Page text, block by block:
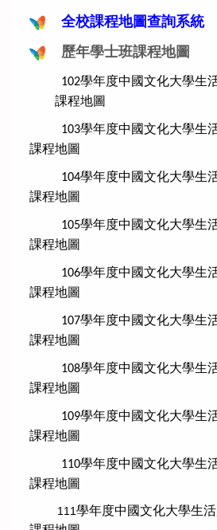
全校課程地圖查詢系統
歷年學士班課程地圖
102學年度中國文化大學生
課程地圖
103學年度中國文化大學生
課程地圖
104學年度中國文化大學生
課程地圖
105學年度中國文化大學生
課程地圖
106學年度中國文化大學生
課程地圖
107學年度中國文化大學生
課程地圖
108學年度中國文化大學生
課程地圖
109學年度中國文化大學生
課程地圖
110學年度中國文化大學生
課程地圖
111學年度中國文化大學生